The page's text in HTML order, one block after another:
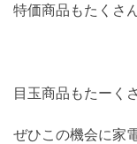
特価商品もたくさ
目玉商品もたーく
ぜひこの機会に家